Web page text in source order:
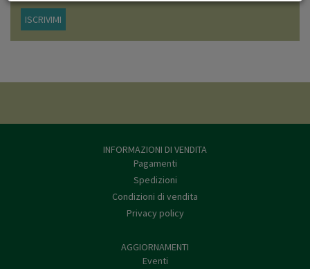
ISCRIVIMI
INFORMAZIONI DI VENDITA
Pagamenti
Spedizioni
Condizioni di vendita
Privacy policy
AGGIORNAMENTI
Eventi